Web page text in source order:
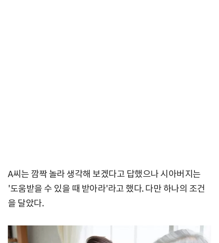
A씨는 깜짝 놀라 생각해 보겠다고 답했으나 시아버지는
'도움받을 수 있을 때 받아라'라고 했다. 다만 하나의 조건
을 달았다.